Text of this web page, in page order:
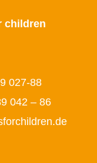
children
027-88
042 – 86